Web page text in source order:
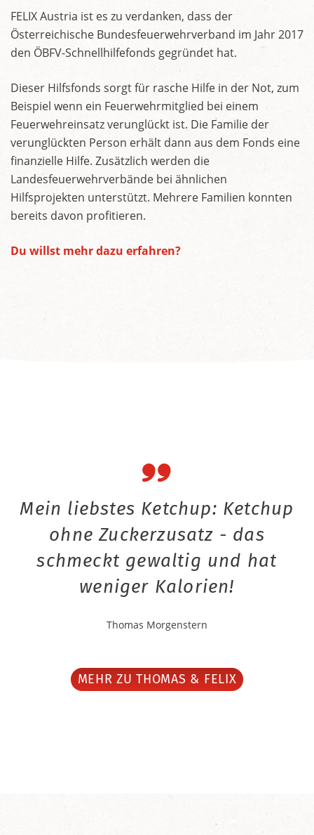
FELIX Austria ist es zu verdanken, dass der
Österreichische Bundesfeuerwehrverband im Jahr 2017
den ÖBFV-Schnellhilfefonds gegründet hat.
Dieser Hilfsfonds sorgt für rasche Hilfe in der Not, zum
Beispiel wenn ein Feuerwehrmitglied bei einem
Feuerwehreinsatz verunglückt ist. Die Familie der
verunglückten Person erhält dann aus dem Fonds eine
finanzielle Hilfe. Zusätzlich werden die
Landesfeuerwehrverbände bei ähnlichen
Hilfsprojekten unterstützt. Mehrere Familien konnten
bereits davon profitieren.
Du willst mehr dazu erfahren?
Mein liebstes Ketchup: Ketchup
ohne Zuckerzusatz - das
schmeckt gewaltig und hat
weniger Kalorien!
Thomas Morgenstern
MEHR ZU THOMAS & FELIX